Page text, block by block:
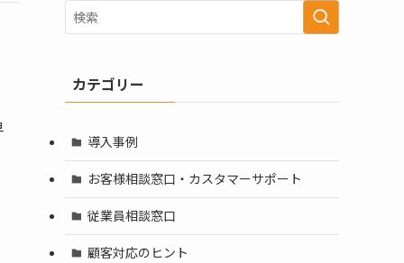
カテゴリー
導入事例
お客様相談窓口・カスタマーサポート
従業員相談窓口
顧客対応のヒント